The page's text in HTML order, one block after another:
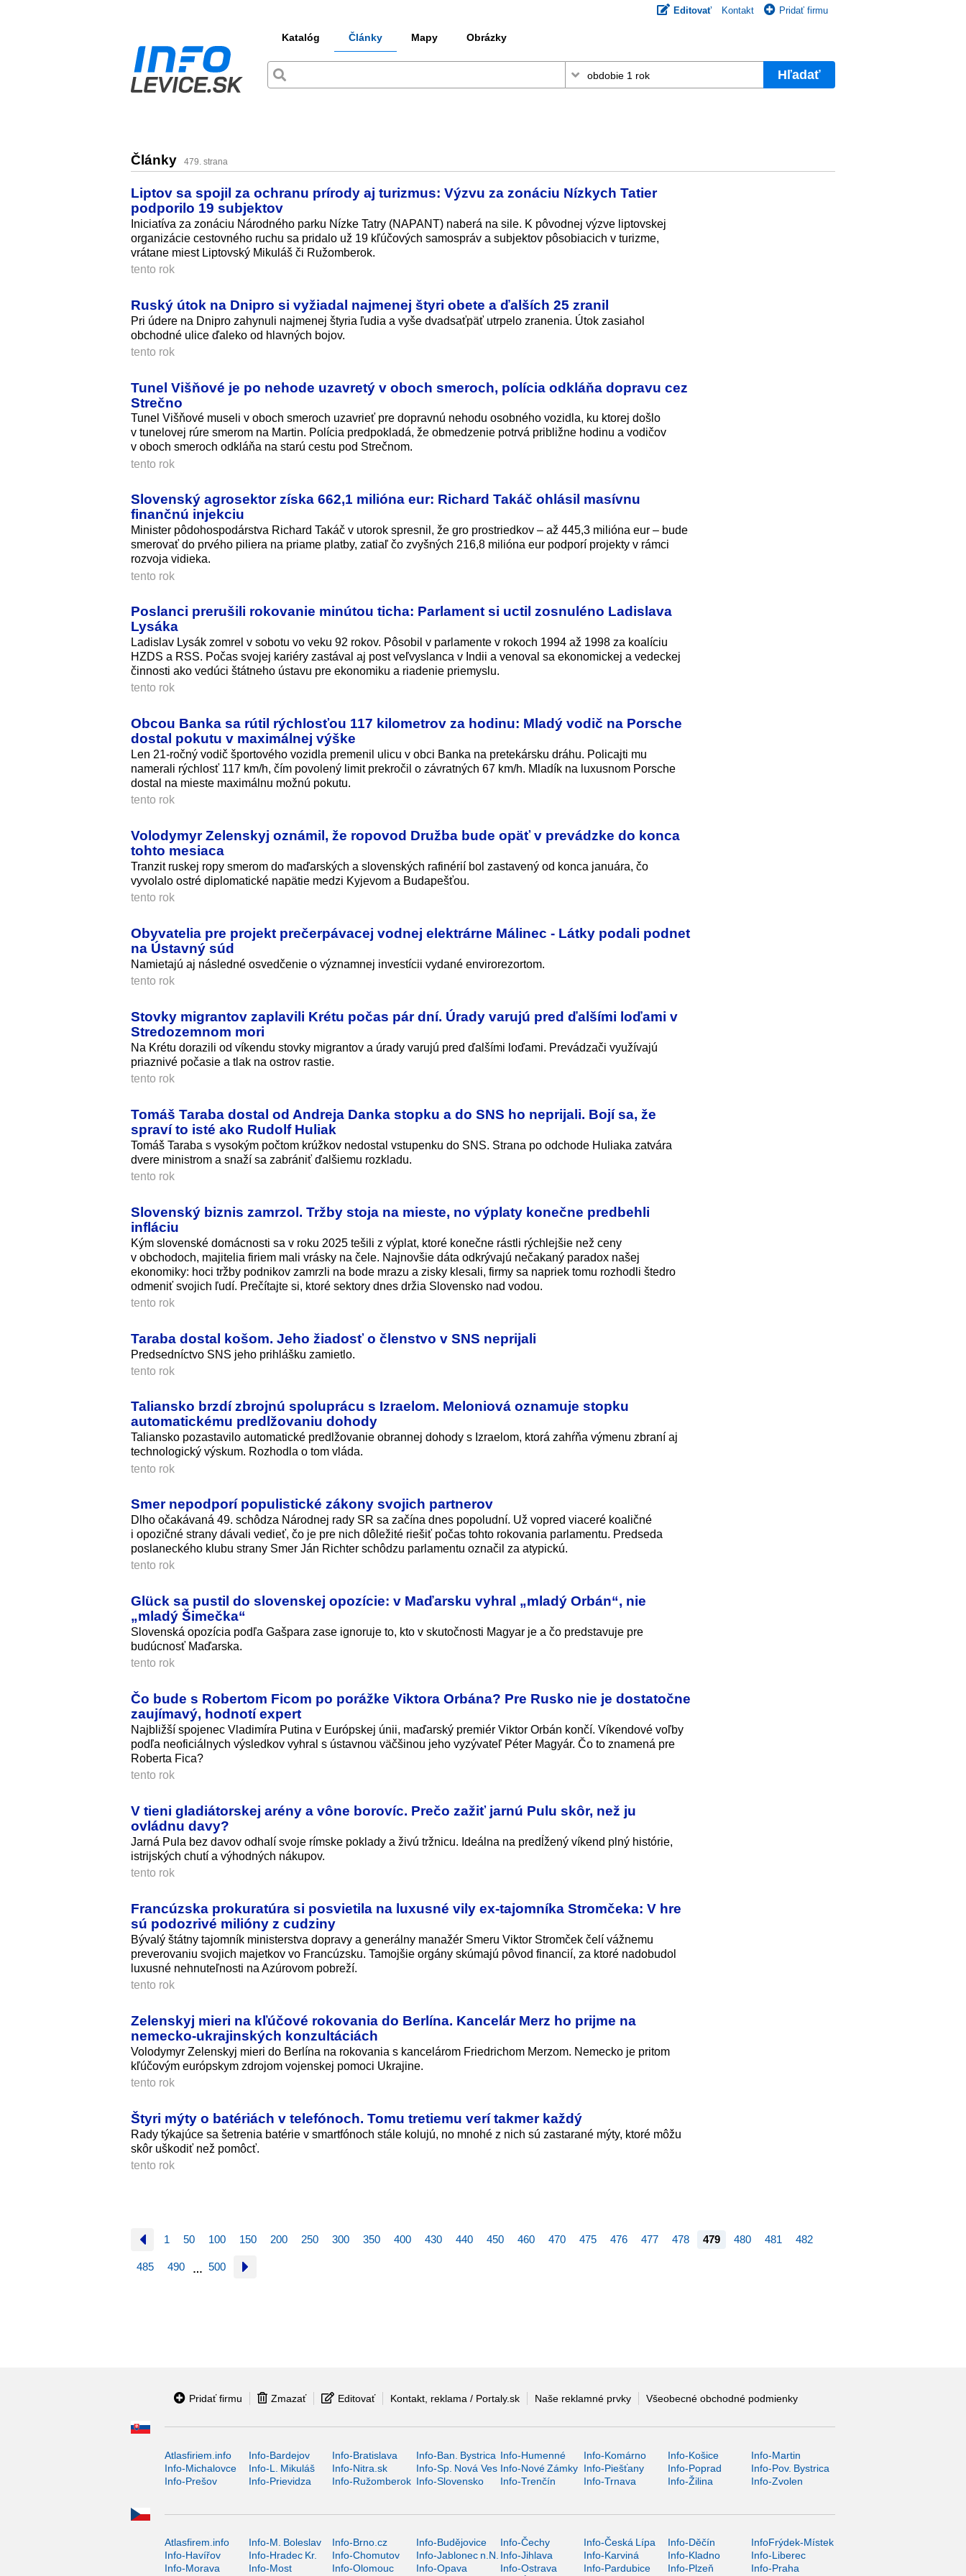
Editovať Kontakt Pridať firmu
Katalóg Články Mapy Obrázky
Hľadať
Články 479. strana
Liptov sa spojil za ochranu prírody aj turizmus: Výzvu za zonáciu Nízkych Tatier
podporilo 19 subjektov
Iniciatíva za zonáciu Národného parku Nízke Tatry (NAPANT) naberá na sile. K pôvodnej výzve liptovskej
organizácie cestovného ruchu sa pridalo už 19 kľúčových samospráv a subjektov pôsobiacich v turizme,
vrátane miest Liptovský Mikuláš či Ružomberok.
tento rok
Ruský útok na Dnipro si vyžiadal najmenej štyri obete a ďalších 25 zranil
Pri údere na Dnipro zahynuli najmenej štyria ľudia a vyše dvadsaťpäť utrpelo zranenia. Útok zasiahol
obchodné ulice ďaleko od hlavných bojov.
tento rok
Tunel Višňové je po nehode uzavretý v oboch smeroch, polícia odkláňa dopravu cez
Strečno
Tunel Višňové museli v oboch smeroch uzavrieť pre dopravnú nehodu osobného vozidla, ku ktorej došlo
v tunelovej rúre smerom na Martin. Polícia predpokladá, že obmedzenie potrvá približne hodinu a vodičov
v oboch smeroch odkláňa na starú cestu pod Strečnom.
tento rok
Slovenský agrosektor získa 662,1 milióna eur: Richard Takáč ohlásil masívnu
finančnú injekciu
Minister pôdohospodárstva Richard Takáč v utorok spresnil, že gro prostriedkov – až 445,3 milióna eur – bude
smerovať do prvého piliera na priame platby, zatiaľ čo zvyšných 216,8 milióna eur podporí projekty v rámci
rozvoja vidieka.
tento rok
Poslanci prerušili rokovanie minútou ticha: Parlament si uctil zosnuléno Ladislava
Lysáka
Ladislav Lysák zomrel v sobotu vo veku 92 rokov. Pôsobil v parlamente v rokoch 1994 až 1998 za koalíciu
HZDS a RSS. Počas svojej kariéry zastával aj post veľvyslanca v Indii a venoval sa ekonomickej a vedeckej
činnosti ako vedúci štátneho ústavu pre ekonomiku a riadenie priemyslu.
tento rok
Obcou Banka sa rútil rýchlosťou 117 kilometrov za hodinu: Mladý vodič na Porsche
dostal pokutu v maximálnej výške
Len 21-ročný vodič športového vozidla premenil ulicu v obci Banka na pretekársku dráhu. Policajti mu
namerali rýchlosť 117 km/h, čím povolený limit prekročil o závratných 67 km/h. Mladík na luxusnom Porsche
dostal na mieste maximálnu možnú pokutu.
tento rok
Volodymyr Zelenskyj oznámil, že ropovod Družba bude opäť v prevádzke do konca
tohto mesiaca
Tranzit ruskej ropy smerom do maďarských a slovenských rafinérií bol zastavený od konca januára, čo
vyvolalo ostré diplomatické napätie medzi Kyjevom a Budapešťou.
tento rok
Obyvatelia pre projekt prečerpávacej vodnej elektrárne Málinec - Látky podali podnet
na Ústavný súd
Namietajú aj následné osvedčenie o významnej investícii vydané envirorezortom.
tento rok
Stovky migrantov zaplavili Krétu počas pár dní. Úrady varujú pred ďalšími loďami v
Stredozemnom mori
Na Krétu dorazili od víkendu stovky migrantov a úrady varujú pred ďalšími loďami. Prevádzači využívajú
priaznivé počasie a tlak na ostrov rastie.
tento rok
Tomáš Taraba dostal od Andreja Danka stopku a do SNS ho neprijali. Bojí sa, že
spraví to isté ako Rudolf Huliak
Tomáš Taraba s vysokým počtom krúžkov nedostal vstupenku do SNS. Strana po odchode Huliaka zatvára
dvere ministrom a snaží sa zabrániť ďalšiemu rozkladu.
tento rok
Slovenský biznis zamrzol. Tržby stoja na mieste, no výplaty konečne predbehli
infláciu
Kým slovenské domácnosti sa v roku 2025 tešili z výplat, ktoré konečne rástli rýchlejšie než ceny
v obchodoch, majitelia firiem mali vrásky na čele. Najnovšie dáta odkrývajú nečakaný paradox našej
ekonomiky: hoci tržby podnikov zamrzli na bode mrazu a zisky klesali, firmy sa napriek tomu rozhodli štedro
odmeniť svojich ľudí. Prečítajte si, ktoré sektory dnes držia Slovensko nad vodou.
tento rok
Taraba dostal košom. Jeho žiadosť o členstvo v SNS neprijali
Predsedníctvo SNS jeho prihlášku zamietlo.
tento rok
Taliansko brzdí zbrojnú spoluprácu s Izraelom. Meloniová oznamuje stopku
automatickému predlžovaniu dohody
Taliansko pozastavilo automatické predlžovanie obrannej dohody s Izraelom, ktorá zahŕňa výmenu zbraní aj
technologický výskum. Rozhodla o tom vláda.
tento rok
Smer nepodporí populistické zákony svojich partnerov
Dlho očakávaná 49. schôdza Národnej rady SR sa začína dnes popoludní. Už vopred viaceré koaličné
i opozičné strany dávali vedieť, čo je pre nich dôležité riešiť počas tohto rokovania parlamentu. Predseda
poslaneckého klubu strany Smer Ján Richter schôdzu parlamentu označil za atypickú.
tento rok
Glück sa pustil do slovenskej opozície: v Maďarsku vyhral „mladý Orbán“, nie
„mladý Šimečka“
Slovenská opozícia podľa Gašpara zase ignoruje to, kto v skutočnosti Magyar je a čo predstavuje pre
budúcnosť Maďarska.
tento rok
Čo bude s Robertom Ficom po porážke Viktora Orbána? Pre Rusko nie je dostatočne
zaujímavý, hodnotí expert
Najbližší spojenec Vladimíra Putina v Európskej únii, maďarský premiér Viktor Orbán končí. Víkendové voľby
podľa neoficiálnych výsledkov vyhral s ústavnou väčšinou jeho vyzývateľ Péter Magyár. Čo to znamená pre
Roberta Fica?
tento rok
V tieni gladiátorskej arény a vône borovíc. Prečo zažiť jarnú Pulu skôr, než ju
ovládnu davy?
Jarná Pula bez davov odhalí svoje rímske poklady a živú tržnicu. Ideálna na predĺžený víkend plný histórie,
istrijských chutí a výhodných nákupov.
tento rok
Francúzska prokuratúra si posvietila na luxusné vily ex-tajomníka Stromčeka: V hre
sú podozrivé milióny z cudziny
Bývalý štátny tajomník ministerstva dopravy a generálny manažér Smeru Viktor Stromček čelí vážnemu
preverovaniu svojich majetkov vo Francúzsku. Tamojšie orgány skúmajú pôvod financií, za ktoré nadobudol
luxusné nehnuteľnosti na Azúrovom pobreží.
tento rok
Zelenskyj mieri na kľúčové rokovania do Berlína. Kancelár Merz ho prijme na
nemecko‑ukrajinských konzultáciách
Volodymyr Zelenskyj mieri do Berlína na rokovania s kancelárom Friedrichom Merzom. Nemecko je pritom
kľúčovým európskym zdrojom vojenskej pomoci Ukrajine.
tento rok
Štyri mýty o batériách v telefónoch. Tomu tretiemu verí takmer každý
Rady týkajúce sa šetrenia batérie v smartfónoch stále kolujú, no mnohé z nich sú zastarané mýty, ktoré môžu
skôr uškodiť než pomôcť.
tento rok
1 50 100 150 200 250 300 350 400 430 440 450 460 470 475 476 477 478 479 480 481 482
485 490 … 500
Pridať firmu Zmazať Editovať Kontakt, reklama / Portaly.sk Naše reklamné prvky Všeobecné obchodné podmienky
Atlasfiriem.info Info-Bardejov Info-Bratislava Info-Ban. Bystrica Info-Humenné Info-Komárno Info-Košice
Info-Martin
Info-Michalovce
Info-L. Mikuláš Info-Nitra.sk Info-Sp. Nová Ves Info-Nové Zámky Info-Piešťany Info-Poprad
Info-Pov. Bystrica
Info-Prešov
Info-Prievidza Info-Ružomberok Info-Slovensko Info-Trenčín Info-Trnava Info-Žilina Info-Zvolen
Atlasfirem.info Info-M. Boleslav Info-Brno.cz Info-Budějovice Info-Čechy Info-Česká Lípa Info-Děčín
InfoFrýdek-Místek
Info-Havířov
Info-Hradec Kr. Info-Chomutov Info-Jablonec n.N. Info-Jihlava Info-Karviná Info-Kladno
Info-Liberec
Info-Morava
Info-Most Info-Olomouc Info-Opava Info-Ostrava Info-Pardubice Info-Plzeň
Info-Praha